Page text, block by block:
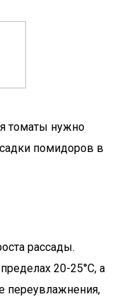
томаты нужно
помидоров в
рассады.
20-25°C, а
переувлажнения,